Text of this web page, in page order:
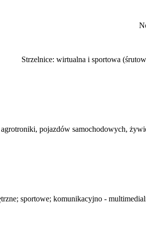
Strzelnice: wirtualna i sportowa
pojazdów samochodowych,
sportowe; komunikacyjno -